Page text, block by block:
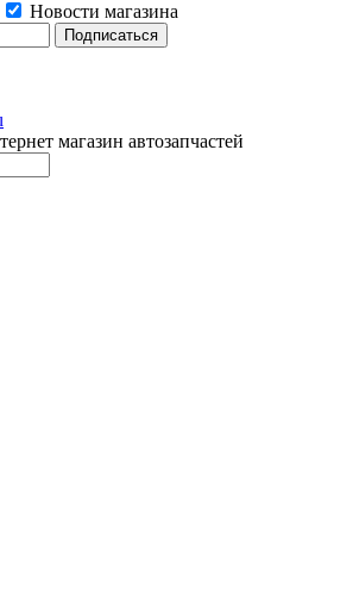
Новости магазина
магазин автозапчастей